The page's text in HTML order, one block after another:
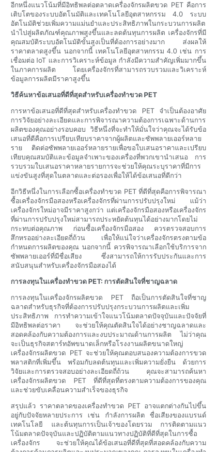
อีกหนึ่งแนวโน้มที่มีอิทธิพลต่อตลาดเครื่องจักรผลิตขวด PET คือการ
เติบโตของระบบอัตโนมัติและเทคโนโลยีอุตสาหกรรม 4.0 ระบบ
อัตโนมัติช่วยเพิ่มความแม่นยำและประสิทธิภาพในกระบวนการผลิต
นำไปสู่ผลิตภัณฑ์คุณภาพสูงขึ้นและลดต้นทุนการผลิต เครื่องจักรที่มี
คุณสมบัติระบบอัตโนมัติขั้นสูงเป็นที่ต้องการอย่างมาก ส่งผลให้
ราคาตลาดสูงขึ้น นอกจากนี้ เทคโนโลยีอุตสาหกรรม 4.0 เช่น การ
เชื่อมต่อ IoT และการวิเคราะห์ข้อมูล กำลังมีความสำคัญเพิ่มมากขึ้น
ในภาคการผลิต โดยเครื่องจักรที่สามารถรวบรวมและวิเคราะห์
ข้อมูลการผลิตมีราคาสูงขึ้น
วิธีค้นหาข้อเสนอที่ดีที่สุดสำหรับเครื่องทำขวด PET
การหาข้อเสนอที่ดีที่สุดสำหรับเครื่องทำขวด PET จำเป็นต้องอาศัย
การวิจัยอย่างละเอียดและการพิจารณาความต้องการเฉพาะด้านการ
ผลิตของคุณอย่างรอบคอบ วิธีหนึ่งที่จะทำให้มั่นใจว่าคุณจะได้รับข้อ
เสนอที่ดีคือการเปรียบเทียบราคาจากผู้ผลิตและซัพพลายเออร์หลาย
ราย ติดต่อซัพพลายเออร์หลายรายเพื่อขอใบเสนอราคาและเปรียบ
เทียบคุณสมบัติและข้อมูลจำเพาะของเครื่องที่พวกเขานำเสนอ การ
รวบรวมใบเสนอราคาหลายรายการจะช่วยให้คุณระบุราคาที่มีการ
แข่งขันสูงที่สุดในตลาดและต่อรองเพื่อให้ได้ข้อเสนอที่ดีกว่า
อีกวิธีหนึ่งในการเลือกซื้อเครื่องทำขวด PET ที่ดีที่สุดคือการพิจารณา
ซื้อเครื่องจักรมือสองหรือเครื่องจักรที่ผ่านการปรับปรุงใหม่ แม้ว่า
เครื่องจักรใหม่อาจมีราคาสูงกว่า แต่เครื่องจักรมือสองหรือเครื่องจักร
ที่ผ่านการปรับปรุงใหม่สามารถประหยัดต้นทุนได้อย่างมากโดยไม่
กระทบต่อคุณภาพ ก่อนซื้อเครื่องจักรมือสอง ควรตรวจสอบการ
สึกหรออย่างละเอียดถี่ถ้วน เพื่อให้แน่ใจว่าเครื่องจักรตรงตามข้อ
กำหนดการผลิตของคุณ นอกจากนี้ ควรพิจารณาเลือกใช้บริการจาก
ซัพพลายเออร์ที่มีชื่อเสียง ซึ่งสามารถให้การรับประกันและการ
สนับสนุนสำหรับเครื่องจักรมือสองได้
การลงทุนในเครื่องทำขวด PET: การตัดสินใจที่ชาญฉลาด
การลงทุนในเครื่องจักรผลิตขวด PET ถือเป็นการตัดสินใจที่ชาญ
ฉลาดสำหรับธุรกิจที่ต้องการปรับปรุงกระบวนการผลิตและเพิ่ม
ประสิทธิภาพ การทำความเข้าใจแนวโน้มตลาดปัจจุบันและปัจจัยที่
มีอิทธิพลต่อราคา จะช่วยให้คุณตัดสินใจได้อย่างชาญฉลาดและ
สอดคล้องกับความต้องการและงบประมาณด้านการผลิต ไม่ว่าคุณ
จะเป็นธุรกิจสตาร์ทอัพขนาดเล็กหรือโรงงานผลิตขนาดใหญ่
เครื่องจักรผลิตขวด PET จะช่วยให้คุณตอบสนองความต้องการขวด
พลาสติกที่เพิ่มขึ้น พร้อมกับลดต้นทุนและเพิ่มความยั่งยืน ด้วยการ
วิจัยและการตรวจสอบอย่างละเอียดถี่ถ้วน คุณจะสามารถค้นหา
เครื่องจักรผลิตขวด PET ที่ดีที่สุดที่ตรงตามความต้องการของคุณ
และช่วยขับเคลื่อนความสำเร็จของธุรกิจ
สรุปแล้ว ราคาตลาดของเครื่องทำขวด PET อาจแตกต่างกันไปขึ้น
อยู่กับปัจจัยหลายประการ เช่น กำลังการผลิต ชื่อเสียงของแบรนด์
เทคโนโลยี และต้นทุนการเป็นเจ้าของโดยรวม การติดตามแนว
โน้มตลาดปัจจุบันและปฏิบัติตามแนวทางปฏิบัติที่ดีที่สุดในการซื้อ
เครื่องจักร จะช่วยให้คุณได้ข้อเสนอที่ดีที่สุดที่สอดคล้องกับความ